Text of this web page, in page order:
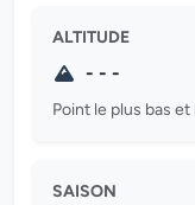
ALTITUDE
- - -
Point le plus bas
SAISON